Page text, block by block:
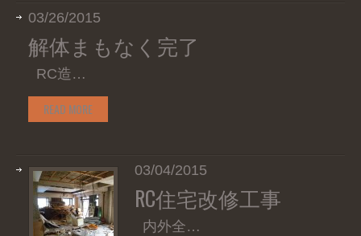
03/26/2015
解体まもなく完了
RC造…
READ MORE
03/04/2015
RC住宅改修工事
内外全…